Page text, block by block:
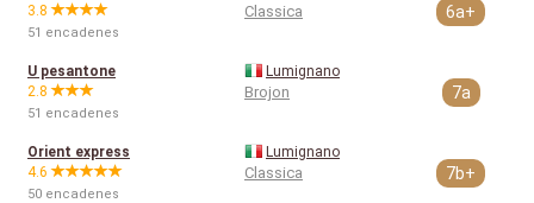
3.8
51 encadenes
Classica 6a+
U pesantone
2.8
51 encadenes
Lumignano
Brojon 7a
Orient express
4.6
50 encadenes
Lumignano
Classica 7b+